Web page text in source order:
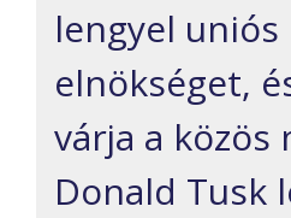
lengyel uniós
elnökséget,
várja a közös
Donald Tusk